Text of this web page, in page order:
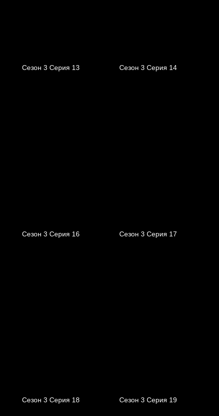
Сезон 3 Серия 13 Сезон 3 Серия 14
Сезон 3 Серия 16 Сезон 3 Серия 17
Сезон 3 Серия 18 Сезон 3 Серия 19